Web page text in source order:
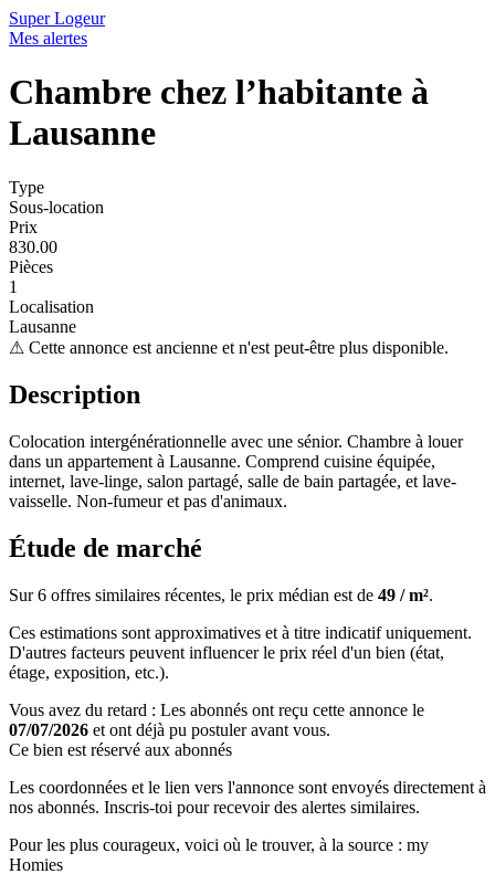
Super Logeur
Mes alertes
Chambre chez l’habitante à
Lausanne
Type
Sous-location
Prix
830.00
Pièces
1
Localisation
Lausanne
⚠ Cette annonce est ancienne et n'est peut-être plus disponible.
Description
Colocation intergénérationnelle avec une sénior. Chambre à louer
dans un appartement à Lausanne. Comprend cuisine équipée,
internet, lave-linge, salon partagé, salle de bain partagée, et lave-
vaisselle. Non-fumeur et pas d'animaux.
Étude de marché
Sur 6 offres similaires récentes, le prix médian est de 49 / m².
Ces estimations sont approximatives et à titre indicatif uniquement.
D'autres facteurs peuvent influencer le prix réel d'un bien (état,
étage, exposition, etc.).
Vous avez du retard : Les abonnés ont reçu cette annonce le
07/07/2026 et ont déjà pu postuler avant vous.
Ce bien est réservé aux abonnés
Les coordonnées et le lien vers l'annonce sont envoyés directement à
nos abonnés. Inscris-toi pour recevoir des alertes similaires.
Pour les plus courageux, voici où le trouver, à la source : my
Homies